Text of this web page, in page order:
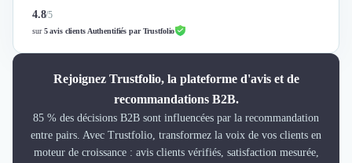
4.8/5
sur5 avis clients Authentifiés par Trustfolio
Rejoignez Trustfolio, la plateforme d'avis et de
recommandations B2B.
85 % des décisions B2B sont influencées par la recommandation
entre pairs. Avec Trustfolio, transformez la voix de vos clients en
moteur de croissance : avis clients vérifiés, satisfaction mesurée,